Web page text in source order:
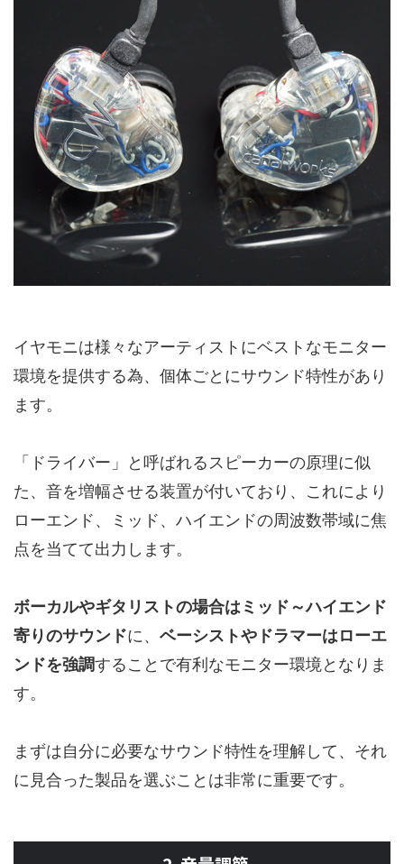
イヤモニは様々なアーティストにベストなモニター
環境を提供する為、個体ごとにサウンド特性があり
ます。
「ドライバー」と呼ばれるスピーカーの原理に似
た、音を増幅させる装置が付いており、これにより
ローエンド、ミッド、ハイエンドの周波数帯域に焦
点を当てて出力します。
ボーカルやギタリストの場合はミッド～ハイエンド
寄りのサウンドに、 ベーシストやドラマーはローエ
ンドを強調することで有利なモニター環境となりま
す。
まずは自分に必要なサウンド特性を理解して、それ
に見合った製品を選ぶことは非常に重要です。